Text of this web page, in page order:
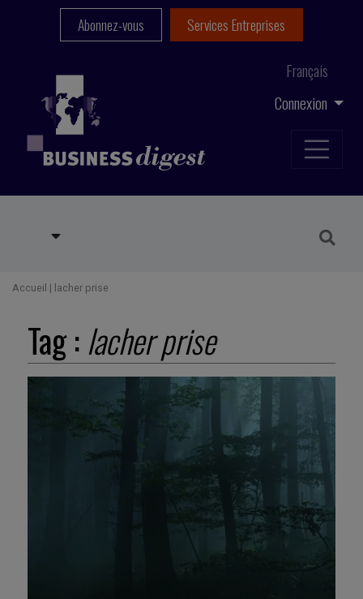
Connexion
Français
Abonnez-vous Services Entreprises
Accueil | lacher prise
Tag :lacher prise